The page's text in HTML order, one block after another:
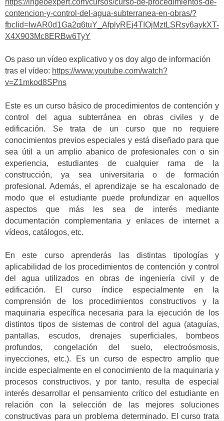
contencion-y-control-del-agua-subterranea-en-obras/?
fbclid=IwAR0d1Ga2q6tuY_AfplyREj4TIOjMztLSRsy6aykXT-
X4X903Mc8ERBw6TyY
Os paso un vídeo explicativo y os doy algo de información
tras el vídeo: https://www.youtube.com/watch?
v=Z1mkod8SPns
Este es un curso básico de procedimientos de contención y
control del agua subterránea en obras civiles y de
edificación. Se trata de un curso que no requiere
conocimientos previos especiales y está diseñado para que
sea útil a un amplio abanico de profesionales con o sin
experiencia, estudiantes de cualquier rama de la
construcción, ya sea universitaria o de formación
profesional. Además, el aprendizaje se ha escalonado de
modo que el estudiante puede profundizar en aquellos
aspectos que más les sea de interés mediante
documentación complementaria y enlaces de internet a
vídeos, catálogos, etc.
En este curso aprenderás las distintas tipologías y
aplicabilidad de los procedimientos de contención y control
del agua utilizados en obras de ingeniería civil y de
edificación. El curso índice especialmente en la
comprensión de los procedimientos constructivos y la
maquinaria específica necesaria para la ejecución de los
distintos tipos de sistemas de control del agua (ataguías,
pantallas, escudos, drenajes superficiales, bombeos
profundos, congelación del suelo, electroósmosis,
inyecciones, etc.). Es un curso de espectro amplio que
incide especialmente en el conocimiento de la maquinaria y
procesos constructivos, y por tanto, resulta de especial
interés desarrollar el pensamiento crítico del estudiante en
relación con la selección de las mejores soluciones
constructivas para un problema determinado. El curso trata